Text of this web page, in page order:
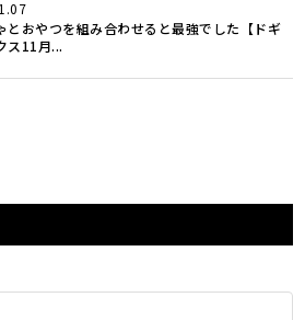
とおやつを組み合わせると最強でした【ドギ
ス11月...